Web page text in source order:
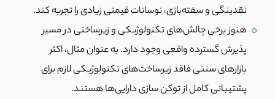
نقدینگی و سفته‌بازی، نوسانات قیمتی زیادی را تجربه کند.
هنوز برخی چالش‌های تکنولوژیکی و زیرساختی در مسیر
پذیرش گسترده واقعی وجود دارد.به عنوان مثال، اکثر
بازارهای سنتی فاقد زیرساخت‌های تکنولوژیکی لازم برای
پشتیبانی کامل از توکن سازی دارایی‌ها هستند.